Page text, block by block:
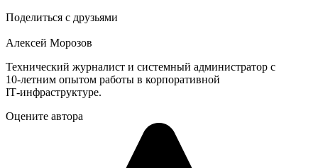
Поделиться с друзьями
Алексей Морозов
Технический журналист и системный администратор с
10‑летним опытом работы в корпоративной
IT‑инфраструктуре.
Оцените автора